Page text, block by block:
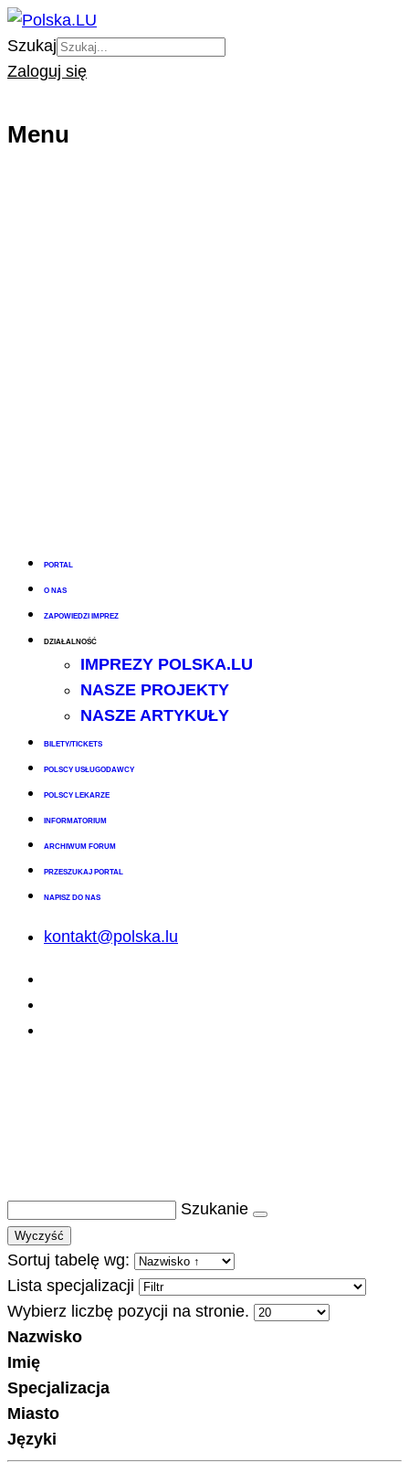
Szukaj
Zaloguj się
Menu
PORTAL
O NAS
ZAPOWIEDZI IMPREZ
DZIAŁALNOŚĆ
IMPREZY POLSKA.LU
NASZE PROJEKTY
NASZE ARTYKUŁY
BILETY/TICKETS
POLSCY USŁUGODAWCY
POLSCY LEKARZE
INFORMATORIUM
ARCHIWUM FORUM
PRZESZUKAJ PORTAL
NAPISZ DO NAS
kontakt@polska.lu
Szukanie
Wyczyść
Sortuj tabelę wg:
Lista specjalizacji
Wybierz liczbę pozycji na stronie.
Nazwisko
Imię
Specjalizacja
Miasto
Języki